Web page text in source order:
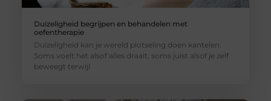
Duizeligheid begrijpen en behandelen met
oefentherapie
Duizeligheid kan je wereld plotseling doen kantelen.
Soms voelt het alsof alles draait, soms juist alsof je zelf
beweegt terwijl